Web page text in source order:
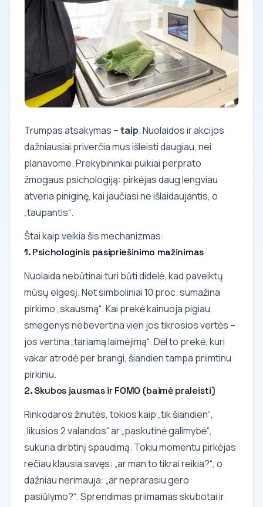
Trumpas atsakymas –taip. Nuolaidos ir akcijos
dažniausiai priverčia mus išleisti daugiau, nei
planavome. Prekybininkai puikiai perprato
žmogaus psichologiją: pirkėjas daug lengviau
atveria piniginę, kai jaučiasi ne išlaidaujantis, o
„taupantis“.
Štai kaip veikia šis mechanizmas:
1. Psichologinis pasipriešinimo mažinimas
Nuolaida nebūtinai turi būti didelė, kad paveiktų
mūsų elgesį. Net simboliniai 10 proc. sumažina
pirkimo „skausmą“. Kai prekė kainuoja pigiau,
smegenys nebevertina vien jos tikrosios vertės –
jos vertina „tariamą laimėjimą“. Dėl to prekė, kuri
vakar atrodė per brangi, šiandien tampa priimtinu
pirkiniu.
2. Skubos jausmas ir FOMO (baimė praleisti)
Rinkodaros žinutės, tokios kaip „tik šiandien“,
„likusios 2 valandos“ ar „paskutinė galimybė“,
sukuria dirbtinį spaudimą. Tokiu momentu pirkėjas
rečiau klausia savęs: „ar man to tikrai reikia?“, o
dažniau nerimauja: „ar neprarasiu gero
pasiūlymo?“. Sprendimas priimamas skubotai ir